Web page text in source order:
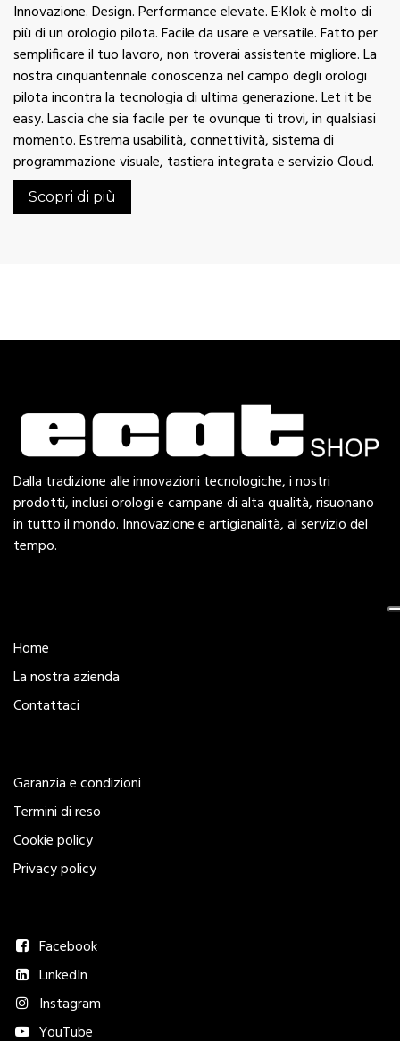
Innovazione. Design. Performance elevate. E·Klok è molto di
più di un orologio pilota. Facile da usare e versatile. Fatto per
semplificare il tuo lavoro, non troverai assistente migliore. La
nostra cinquantennale conoscenza nel campo degli orologi
pilota incontra la tecnologia di ultima generazione. Let it be
easy. Lascia che sia facile per te ovunque ti trovi, in qualsiasi
momento. Estrema usabilità, connettività, sistema di
programmazione visuale, tastiera integrata e servizio Cloud.
Scopri di più
Dalla tradizione alle innovazioni tecnologiche, i nostri
prodotti, inclusi orologi e campane di alta qualità, risuonano
in tutto il mondo. Innovazione e artigianalità, al servizio del
tempo.
Home
La nostra azienda
Contattaci
Garanzia e condizioni
Termini di reso
Cookie policy
Privacy policy
Facebook
LinkedIn
Instagram
YouTube